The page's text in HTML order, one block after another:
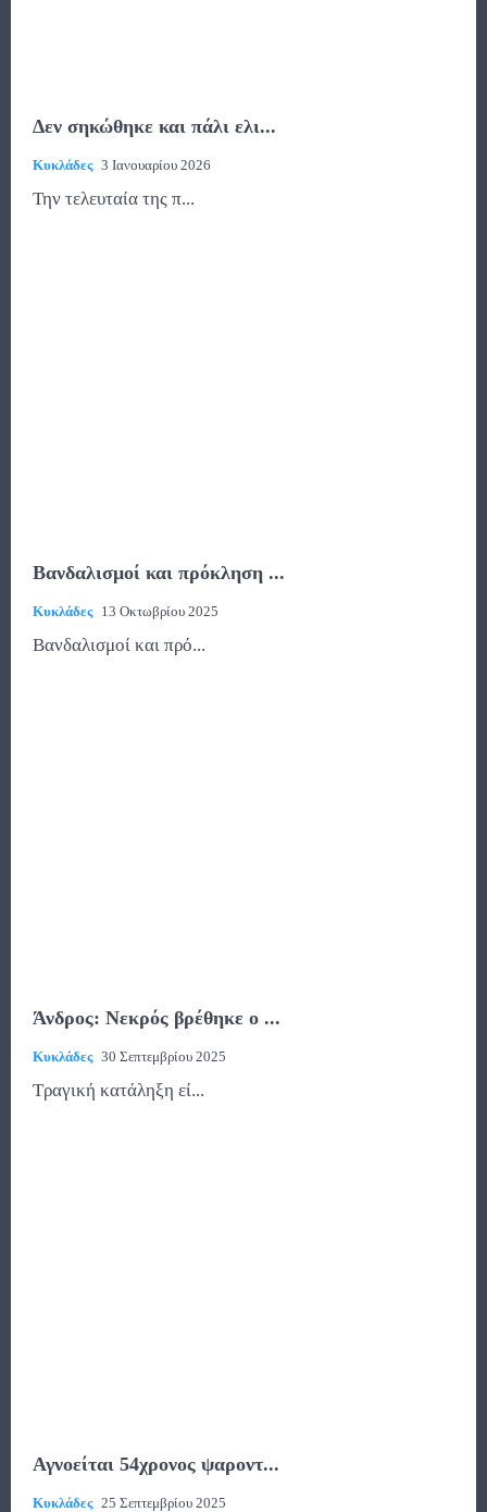
Δεν σηκώθηκε και πάλι ελι...
Κυκλάδες 3 Ιανουαρίου 2026
Την τελευταία της π...
Βανδαλισμοί και πρόκληση ...
Κυκλάδες 13 Οκτωβρίου 2025
Βανδαλισμοί και πρό...
Άνδρος: Νεκρός βρέθηκε ο ...
Κυκλάδες 30 Σεπτεμβρίου 2025
Τραγική κατάληξη εί...
Αγνοείται 54χρονος ψαροντ...
Κυκλάδες 25 Σεπτεμβρίου 2025